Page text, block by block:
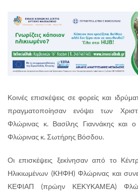
Κοινές επισκέψεις σε φορείς και
πραγματοποίησαν ενόψει των
Φλώρινας κ. Βασίλης Γιαννάκης και ο
Φλώρινας κ. Σωτήρης Βόσδου.
Οι επισκέψεις ξεκίνησαν από το
Ηλικιωμένων (ΚΗΦΗ) Φλώρινας και
ΚΕΦΙΑΠ (πρώην ΚΕΚΥΚΑΜΕΑ)